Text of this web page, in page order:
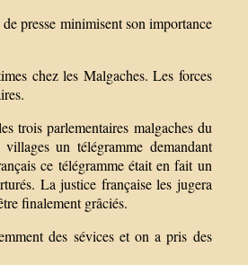
presse minimisent son importance
chez les Malgaches. Les forces
trois parlementaires malgaches du
un télégramme demandant
ce télégramme était en fait un
La justice française les jugera
finalement grâciés.
des sévices et on a pris des